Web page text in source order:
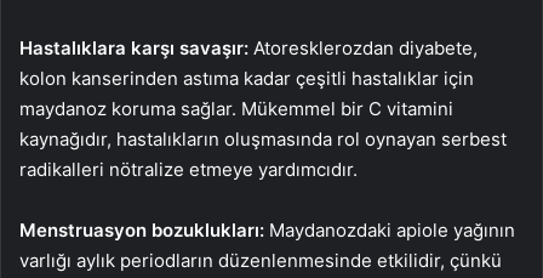
Hastalıklara karşı savaşır: Atoresklerozdan diyabete,
kolon kanserinden astıma kadar çeşitli hastalıklar için
maydanoz koruma sağlar. Mükemmel bir C vitamini
kaynağıdır, hastalıkların oluşmasında rol oynayan serbest
radikalleri nötralize etmeye yardımcıdır.
Menstruasyon bozuklukları: Maydanozdaki apiole yağının
varlığı aylık periodların düzenlenmesinde etkilidir, çünkü